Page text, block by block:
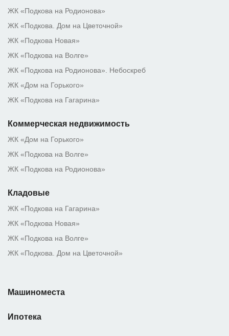
ЖК «Подкова на Родионова»
ЖК «Подкова. Дом на Цветочной»
ЖК «Подкова Новая»
ЖК «Подкова на Волге»
ЖК «Подкова на Родионова». Небоскреб
ЖК «Дом на Горького»
ЖК «Подкова на Гагарина»
Коммерческая недвижимость
ЖК «Дом на Горького»
ЖК «Подкова на Волге»
ЖК «Подкова на Родионова»
Кладовые
ЖК «Подкова на Гагарина»
ЖК «Подкова Новая»
ЖК «Подкова на Волге»
ЖК «Подкова. Дом на Цветочной»
Машиноместа
Ипотека